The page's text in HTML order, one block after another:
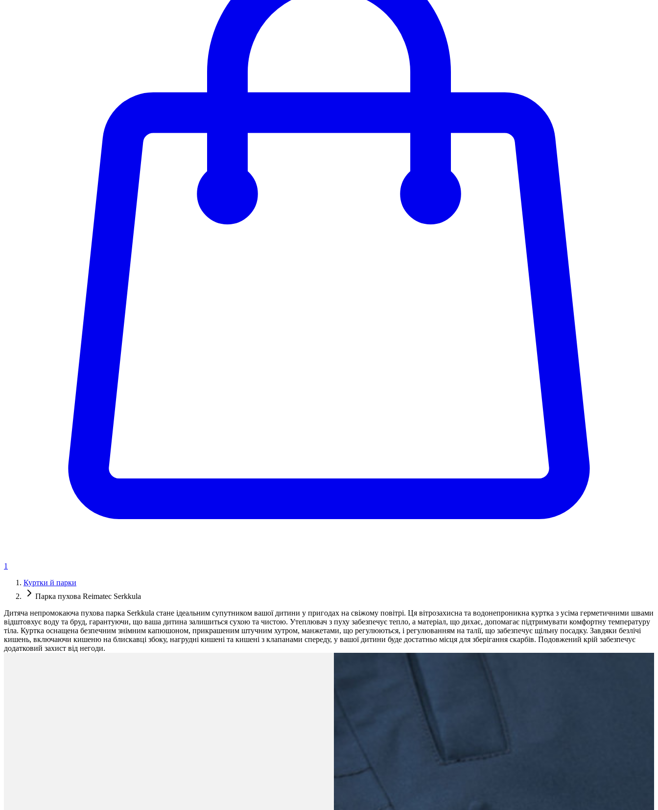
1
Куртки й парки
Парка пухова Reimatec Serkkula
Дитяча непромокаюча пухова парка Serkkula стане ідеальним супутником вашої дитини у пригодах на свіжому повітрі. Ця вітрозахисна та водонепроникна куртка з усіма герметичними швами
відштовхує воду та бруд, гарантуючи, що ваша дитина залишиться сухою та чистою. Утеплювач з пуху забезпечує тепло, а матеріал, що дихає, допомагає підтримувати комфортну температуру
тіла. Куртка оснащена безпечним знімним капюшоном, прикрашеним штучним хутром, манжетами, що регулюються, і регулюванням на талії, що забезпечує щільну посадку. Завдяки безлічі
кишень, включаючи кишеню на блискавці збоку, нагрудні кишені та кишені з клапанами спереду, у вашої дитини буде достатньо місця для зберігання скарбів. Подовжений крій забезпечує
додатковий захист від негоди.